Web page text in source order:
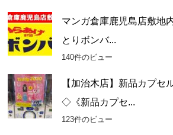
マンガ倉庫鹿児島店敷
とりボンバ...
140件のビュー
【加治木店】新品カプセ
◇《新品カプセ...
123件のビュー